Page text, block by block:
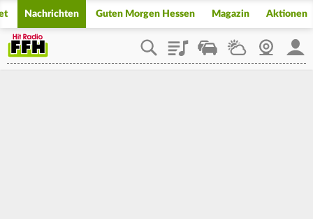
Nachrichten Guten Morgen Hessen Magazin Aktionen
PlaylistStaupilotWetterWebcam